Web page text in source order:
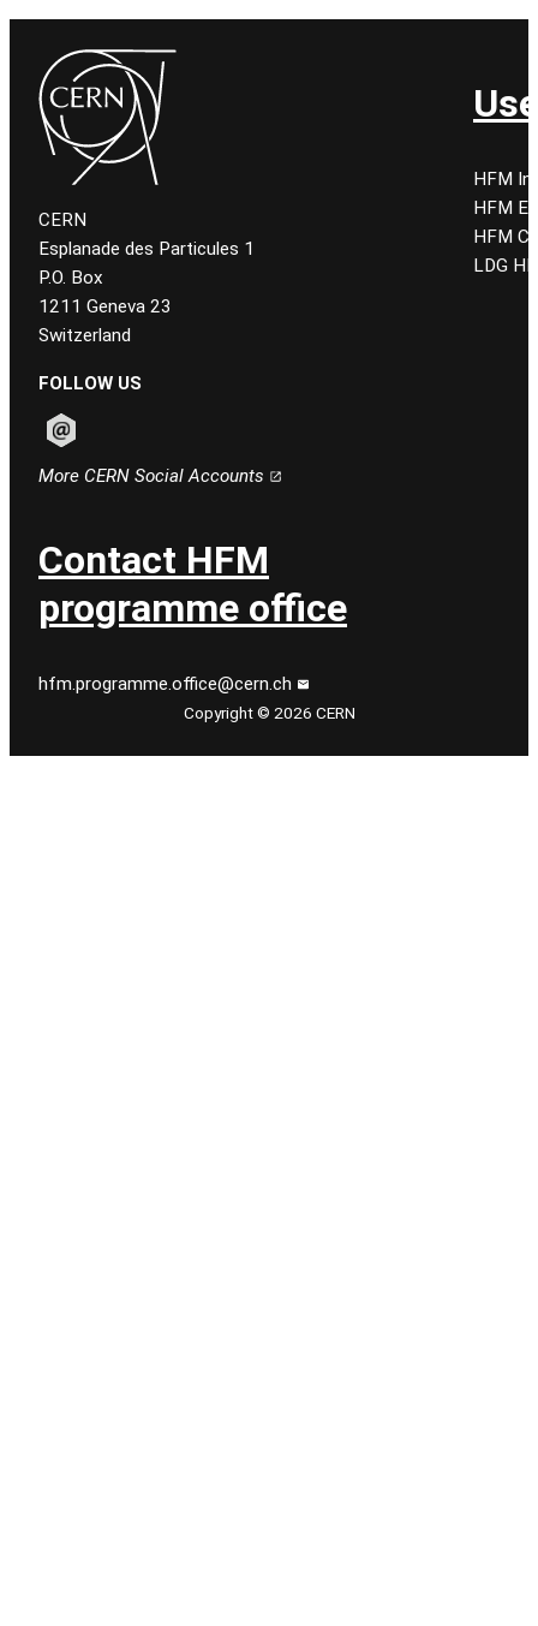
CERN
Esplanade des Particules 1
P.O. Box
1211 Geneva 23
Switzerland
FOLLOW US
More CERN Social Accounts
HFM
HFM
HFM
LDG
Contact HFM
programme office
hfm.programme.office@cern.ch
Copyright © 2026 CERN